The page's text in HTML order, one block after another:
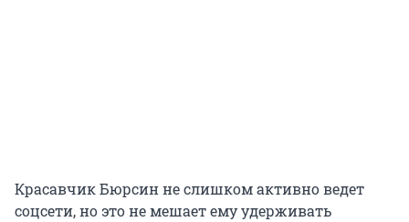
Красавчик Бюрсин не слишком активно ведет
соцсети, но это не мешает ему удерживать